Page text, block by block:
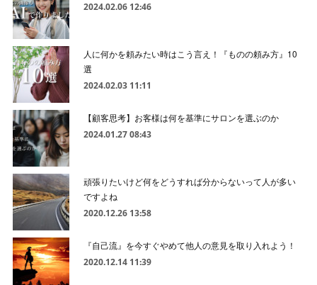
2024.02.06 12:46
人に何かを頼みたい時はこう言え！『ものの頼み方』10
選
2024.02.03 11:11
【顧客思考】お客様は何を基準にサロンを選ぶのか
2024.01.27 08:43
頑張りたいけど何をどうすれば分からないって人が多い
ですよね
2020.12.26 13:58
『自己流』を今すぐやめて他人の意見を取り入れよう！
2020.12.14 11:39